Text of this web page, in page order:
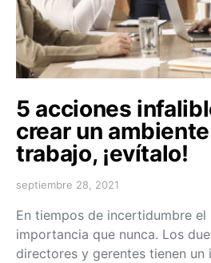
5 acciones
crear un
trabajo, ¡evítalo!
septiembre 28, 2021
En tiempos de incertidumbre
importancia que nunca. Los
directores y gerentes tienen